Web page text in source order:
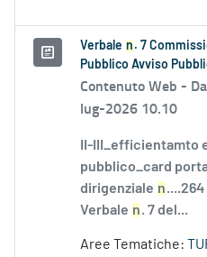
Verbale n . 7
Pubblico Avviso
Contenuto Web -
lug-2026 10.10
II-III_efficientamto
pubblico_card
dirigenziale n
Verbale n. 7 del...
Aree Tematiche: